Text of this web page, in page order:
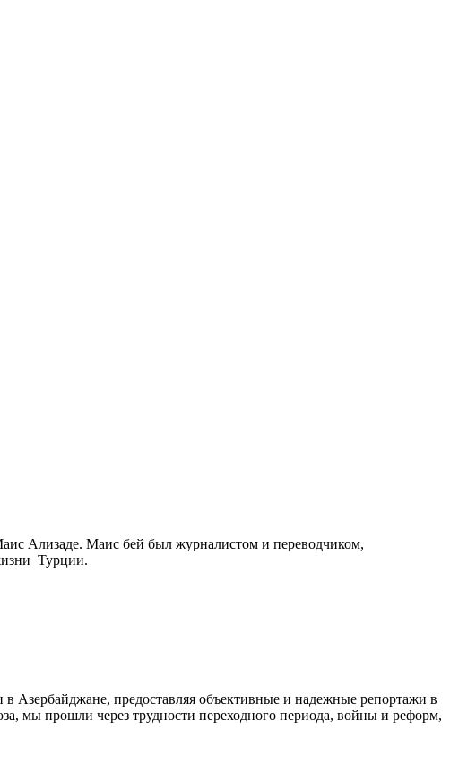
Ализаде. Маис бей был журналистом и переводчиком,
Турции.
Азербайджане, предоставляя объективные и надежные репортажи в
мы прошли через трудности переходного периода, войны и реформ,